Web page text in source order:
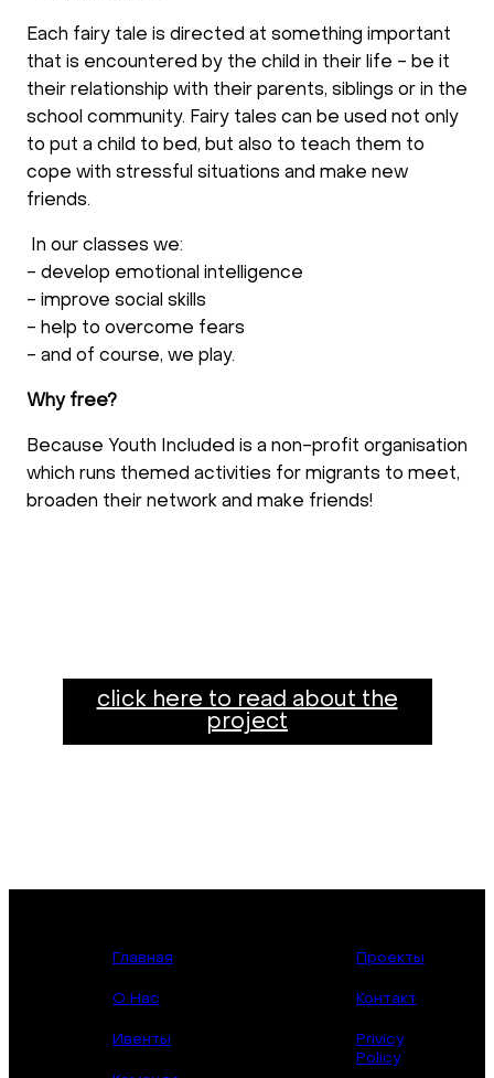
Each fairy tale is directed at something important
that is encountered by the child in their life - be it
their relationship with their parents, siblings or in the
school community. Fairy tales can be used not only
to put a child to bed, but also to teach them to
cope with stressful situations and make new
friends.
In our classes we:
- develop emotional intelligence
- improve social skills
- help to overcome fears
- and of course, we play.
Why free?
Because Youth Included is a non-profit organisation
which runs themed activities for migrants to meet,
broaden their network and make friends!
click here to read about the
project
Главная
О Нас
Ивенты
Проекты
Контакт
Privicy
Policy